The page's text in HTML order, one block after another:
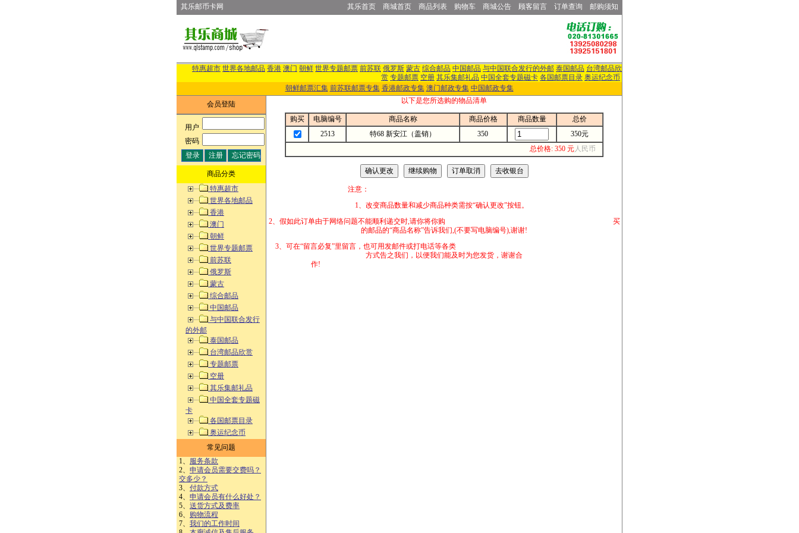
其乐邮币卡网 其乐首页 商城首页 商品列表 购物车 商城公告 顾客留言 订单查询 邮购须知
特惠超市 世界各地邮品 香港 澳门 朝鲜 世界专题邮票 前苏联 俄罗斯 蒙古 综合邮品 中国邮品 与中国联合发行的外邮 泰国邮品 台湾邮品欣
赏 专题邮票 空册 其乐集邮礼品 中国全套专题磁卡 各国邮票目录 奥运纪念币
朝鲜邮票汇集 前苏联邮票专集 香港邮政专集 澳门邮政专集 中国邮政专集
会员登陆
用户:
密码:
商品分类
特惠超市
世界各地邮品
香港
澳门
朝鲜
世界专题邮票
前苏联
俄罗斯
蒙古
综合邮品
中国邮品
与中国联合发行
的外邮
泰国邮品
台湾邮品欣赏
专题邮票
空册
其乐集邮礼品
中国全套专题磁
卡
各国邮票目录
奥运纪念币
常见问题
1、 服务条款
2、 申请会员需要交费吗？
交多少？
3、 付款方式
4、 申请会员有什么好处？
5、 送货方式及费率
6、 购物流程
7、 我们的工作时间
以下是您所选购的物品清单
购买 电脑编号 商品名称 商品价格 商品数量
总价
2513
特68 新安江（盖销） 350
350元
总价格: 350 元人民币
注意：
1、改变商品数量和减少商品种类需按“确认更改”按钮。
2、假如此订单由于网络问题不能顺利递交时,请你将你购 买
的邮品的“商品名称”告诉我们,(不要写电脑编号),谢谢!
3、可在“留言必复”里留言，也可用发邮件或打电话等各类
方式告之我们，以便我们能及时为您发货，谢谢合
作!